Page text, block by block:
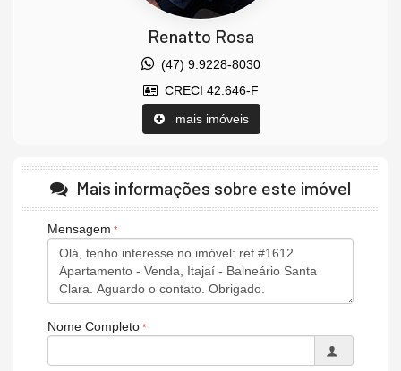
Sacada Integrada
Lavabo
Sala de TV
Suíte Master
Características do Empreendimento
Sala de Jogos
Salão de Festas
Espaço Fitness
Portão Eletrônico
Renatto Rosa
(47) 9.9228-8030
CRECI 42.646-F
mais imóveis
Mais informações sobre este imóvel
Mensagem
Nome Completo